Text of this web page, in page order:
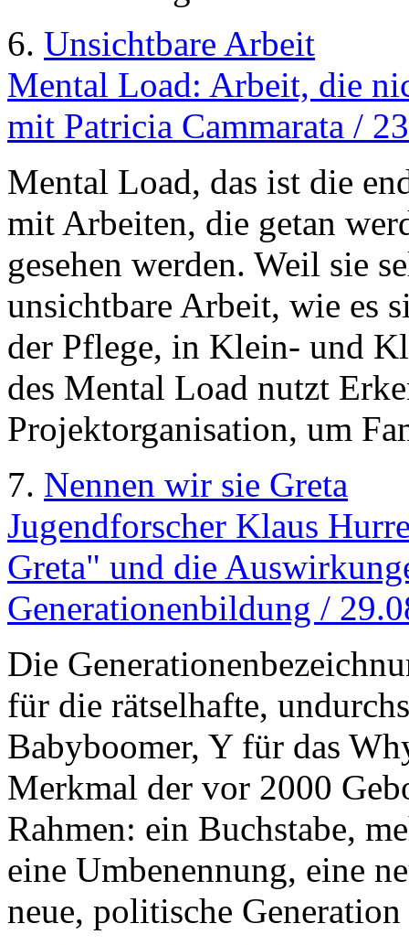
6. Unsichtbare Arbeit
Mental Load: Arbeit, die
mit Patricia Cammarata /
Mental Load, das ist die
mit Arbeiten, die getan
gesehen werden. Weil sie
unsichtbare Arbeit, wie es
der Pflege, in Klein- und
des Mental Load nutzt
Projektorganisation, um
7. Nennen wir sie Greta
Jugendforscher Klaus
Greta" und die
Generationenbildung /
Die
für die rätselhafte,
Babyboomer, Y für das
Merkmal der vor 2000
Rahmen: ein Buchstabe,
eine Umbenennung, eine
neue, politische